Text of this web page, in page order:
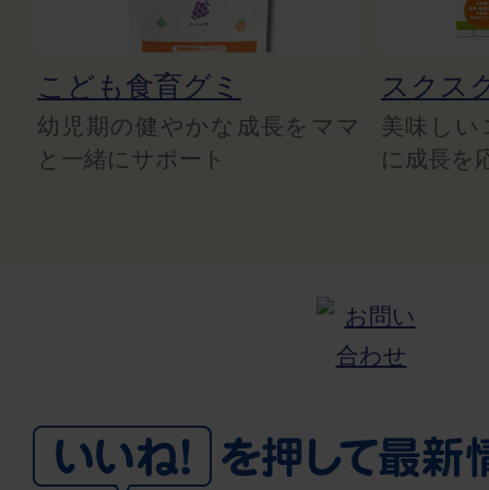
こども食育グミ
幼児期の健やかな成長をママ
と一緒にサポート
スクス
美味しい
に成長を